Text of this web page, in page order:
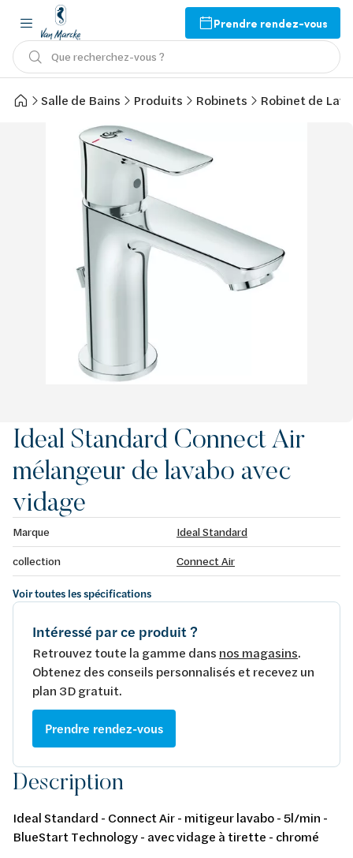
Prendre rendez-vous
Que recherchez-vous ?
Salle de Bains Produits Robinets Robinet de
Ideal Standard Connect Air
mélangeur de lavabo avec
vidage
Marque
Ideal Standard
collection
Connect Air
Voir toutes les spécifications
Intéressé par ce produit ?
Retrouvez toute la gamme dans nos magasins.
Obtenez des conseils personnalisés et recevez un
plan 3D gratuit.
Prendre rendez-vous
Description
Ideal Standard - Connect Air - mitigeur lavabo - 5l/min -
BlueStart Technology - avec vidage à tirette - chromé